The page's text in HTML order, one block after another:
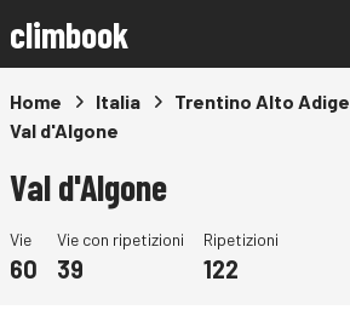
climbook
Home Italia Trentino Alto Adige
Val d'Algone
Val d'Algone
Vie
60
Vie con ripetizioni
39
Ripetizioni
122